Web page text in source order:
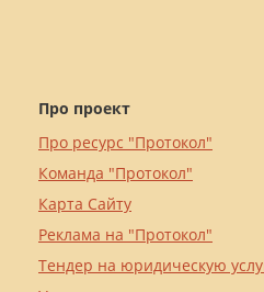
Про проект
Про ресурс "Протокол"
Команда "Протокол"
Карта Сайту
Реклама на "Протокол"
Тендер на юридическую